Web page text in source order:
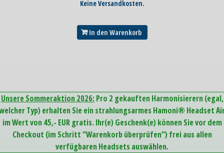
Keine Versandkosten.
In den Warenkorb
Unsere Sommeraktion 2026: Pro 2 gekauften Harmonisierern (egal,
Typ) erhalten Sie ein strahlungsarmes Hamoni® Headset
im Wert von 45,- EUR gratis. Ihr(e) Geschenk(e) können Sie vor dem
Checkout (im Schritt "Warenkorb überprüfen") frei aus allen
verfügbaren Headsets auswählen.